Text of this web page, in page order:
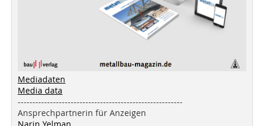
Mediadaten
Media data
--------------------------------------------------------
Ansprechpartnerin für Anzeigen